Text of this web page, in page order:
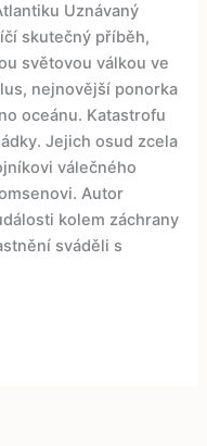
Uznávaný
skutečný příběh,
světovou válkou ve
nejnovější ponorka
oceánu. Katastrofu
Jejich osud zcela
válečného
Autor
kolem záchrany
sváděli s